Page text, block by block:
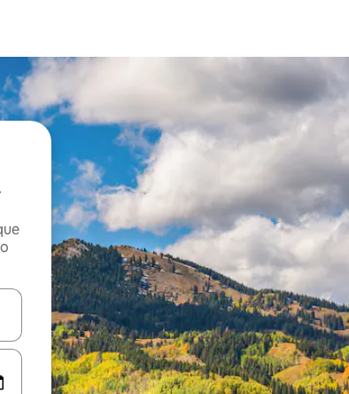
las teclas de flecha hacia arriba y hacia abajo o explora